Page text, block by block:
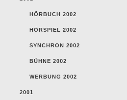
HÖRBUCH 2002
HÖRSPIEL 2002
SYNCHRON 2002
BÜHNE 2002
WERBUNG 2002
2001